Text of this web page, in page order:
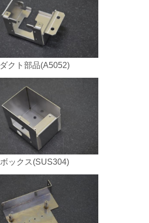
ダクト部品(A5052)
ボックス(SUS304)